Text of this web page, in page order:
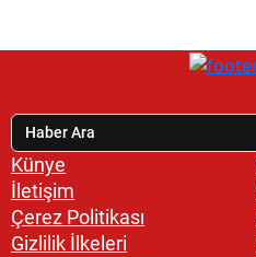
Künye
İletişim
Çerez Politikası
Gizlilik İlkeleri